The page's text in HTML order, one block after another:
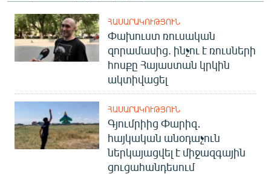
ՀԱՍԱՐԱԿՈՒԹՅՈՒՆ
Փախուստ ռուսական
զորամասից. ինչու է ռուսների
հոսքը Հայաստան կրկին
ակտիվացել
ՀԱՍԱՐԱԿՈՒԹՅՈՒՆ
Գյումրիից Փարիզ․
հայկական անօդաչուն
ներկայացվել է միջազգային
ցուցահանդեսում